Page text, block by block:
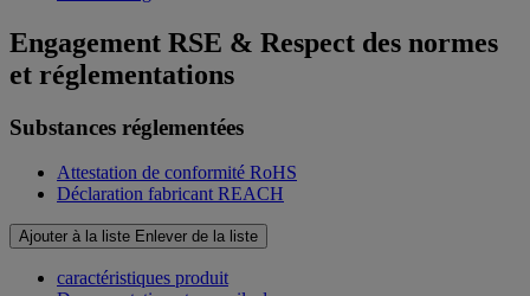
Engagement RSE & Respect des normes
et réglementations
Substances réglementées
Attestation de conformité RoHS
Déclaration fabricant REACH
Ajouter à la liste Enlever de la liste
caractéristiques produit